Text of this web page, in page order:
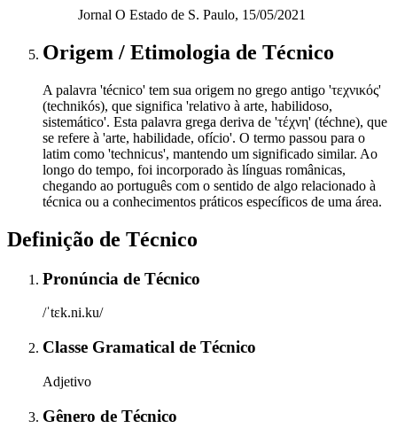
Jornal O Estado de S. Paulo, 15/05/2021
Origem / Etimologia de Técnico
A palavra 'técnico' tem sua origem no grego antigo 'τεχνικός'
(technikós), que significa 'relativo à arte, habilidoso,
sistemático'. Esta palavra grega deriva de 'τέχνη' (téchne), que
se refere à 'arte, habilidade, ofício'. O termo passou para o
latim como 'technicus', mantendo um significado similar. Ao
longo do tempo, foi incorporado às línguas românicas,
chegando ao português com o sentido de algo relacionado à
técnica ou a conhecimentos práticos específicos de uma área.
Definição de Técnico
Pronúncia de Técnico
/ˈtɛk.ni.ku/
Classe Gramatical de Técnico
Adjetivo
Gênero de Técnico